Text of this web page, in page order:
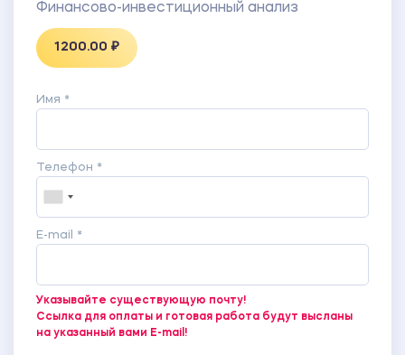
Финансово-инвестиционный анализ
1200.00 ₽
Имя *
Телефон *
E-mail *
Указывайте существующую почту!
Ссылка для оплаты и готовая работа будут высланы
на указанный вами E-mail!